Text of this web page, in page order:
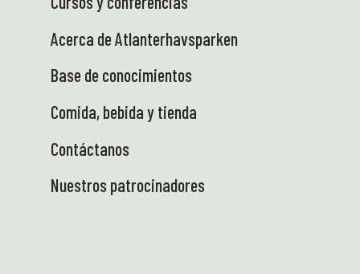
Acerca de Atlanterhavsparken
Base de conocimientos
Comida, bebida y tienda
Contáctanos
Nuestros patrocinadores